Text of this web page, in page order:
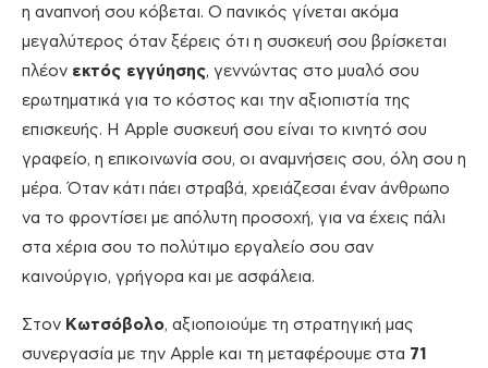
η αναπνοή σου κόβεται. Ο πανικός γίνεται ακόμα
μεγαλύτερος όταν ξέρεις ότι η συσκευή σου βρίσκεται
πλέον εκτός εγγύησης, γεννώντας στο μυαλό σου
ερωτηματικά για το κόστος και την αξιοπιστία της
επισκευής. Η Apple συσκευή σου είναι το κινητό σου
γραφείο, η επικοινωνία σου, οι αναμνήσεις σου, όλη σου η
μέρα. Όταν κάτι πάει στραβά, χρειάζεσαι έναν άνθρωπο
να το φροντίσει με απόλυτη προσοχή, για να έχεις πάλι
στα χέρια σου το πολύτιμο εργαλείο σου σαν
καινούργιο, γρήγορα και με ασφάλεια.
Στον Κωτσόβολο, αξιοποιούμε τη στρατηγική μας
συνεργασία με την Apple και τη μεταφέρουμε στα 71